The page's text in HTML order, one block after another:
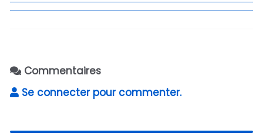
Commentaires
Se connecter pour commenter.